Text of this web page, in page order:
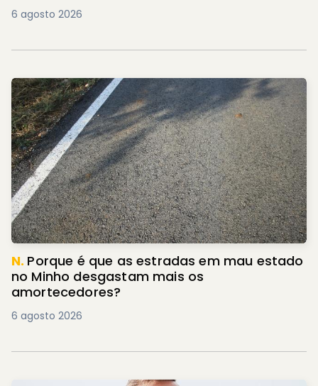
6 agosto 2026
N. Porque é que as estradas em mau estado
no Minho desgastam mais os
amortecedores?
6 agosto 2026